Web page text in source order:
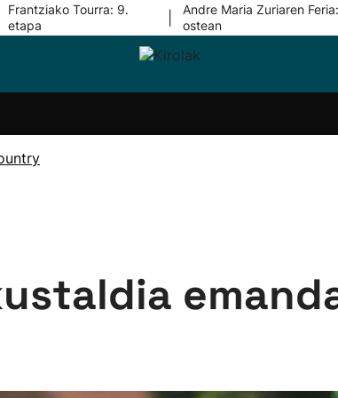
Frantziako Tourra: 9.
etapa
Andre Maria Zuriaren
ostean
Taldeak